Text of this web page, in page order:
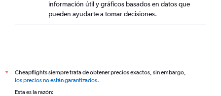
información útil y gráficos basados en datos que
pueden ayudarte a tomar decisiones.
*
Cheapflights siempre trata de obtener precios exactos, sin embargo,
los precios no están garantizados.
Esta es la razón: